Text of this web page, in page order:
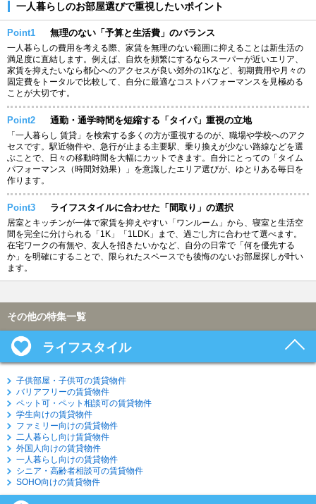
一人暮らしのお部屋選びで重視したいポイント
Point1 無理のない「予算と生活費」のバランス
一人暮らしの費用を考える際、家賃を無理のない範囲に抑えることは新生活の
満足度に直結します。例えば、自炊を頻繁にするならスーパーが近いエリア、
家賃を抑えたいなら都心へのアクセスが良い郊外の1Kなど、初期費用や月々の
固定費をトータルで比較して、自分に最適なコストパフォーマンスを見極める
ことが大切です。
Point2 通勤・通学時間を短縮する「タイパ」重視の立地
「一人暮らし 賃貸」を検索する多くの方が重視するのが、職場や学校へのアク
セスです。駅近物件や、急行が止まる主要駅、乗り換えが少ない路線などを選
ぶことで、日々の移動時間を大幅にカットできます。自分にとっての「タイム
パフォーマンス（時間対効果）」を意識したエリア選びが、ゆとりある毎日を
作ります。
Point3 ライフスタイルに合わせた「間取り」の選択
居室とキッチンが一体で家賃を抑えやすい「ワンルーム」から、寝室と生活空
間を完全に分けられる「1K」「1LDK」まで、過ごし方に合わせて選べます。
在宅ワークの有無や、友人を招きたいかなど、自分の日常で「何を優先する
か」を明確にすることで、限られたスペースでも後悔のないお部屋探しが叶い
ます。
その他の特集一覧
ライフスタイル
子供部屋・子供可の賃貸物件
バリアフリーの賃貸物件
ペット可・ペット相談可の賃貸物件
学生向けの賃貸物件
ファミリー向けの賃貸物件
二人暮らし向け賃貸物件
外国人向けの賃貸物件
一人暮らし向けの賃貸物件
シニア・高齢者相談可の賃貸物件
SOHO向けの賃貸物件